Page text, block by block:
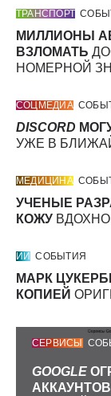
ТРАНСПОРТ
МИЛЛИОНЫ
ВЗЛОМАТЬ
НОМЕРНОЙ
СОЦМЕДИА
DISCORD
УЖЕ В
МЕДИЦИНА
УЧЕНЫЕ
КОЖУ
ИИ СОБЫТИЯ
МАРК
КОПИЕЙ
СЕРВИСЫ
GOOGLE
АККАУНТОВ